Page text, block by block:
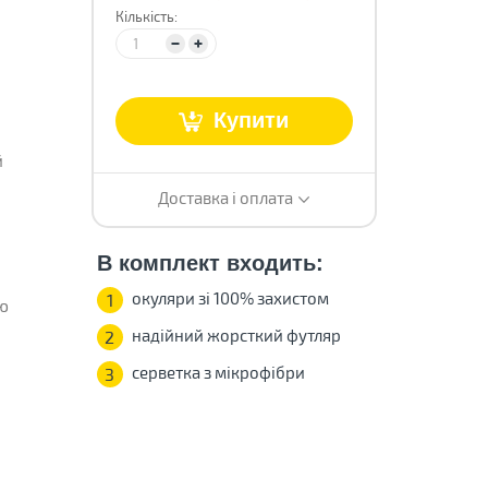
Кількість:
Купити
Доставка і оплата
В комплект входить:
1 окуляри зі 100% захистом
2 надійний жорсткий футляр
3 серветка з мікрофібри